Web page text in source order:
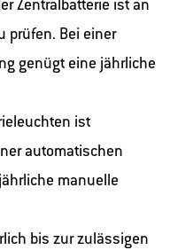
Zentralbatterie ist an
prüfen. Bei einer
genügt eine jährliche
ist
automatischen
manuelle
bis zur zulässigen